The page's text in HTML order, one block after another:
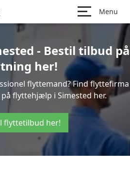
Menu
- Bestil tilbud på
her!
flyttemand? Find flyttefirma
flyttehjælp i Simested her.
flyttetilbud her!